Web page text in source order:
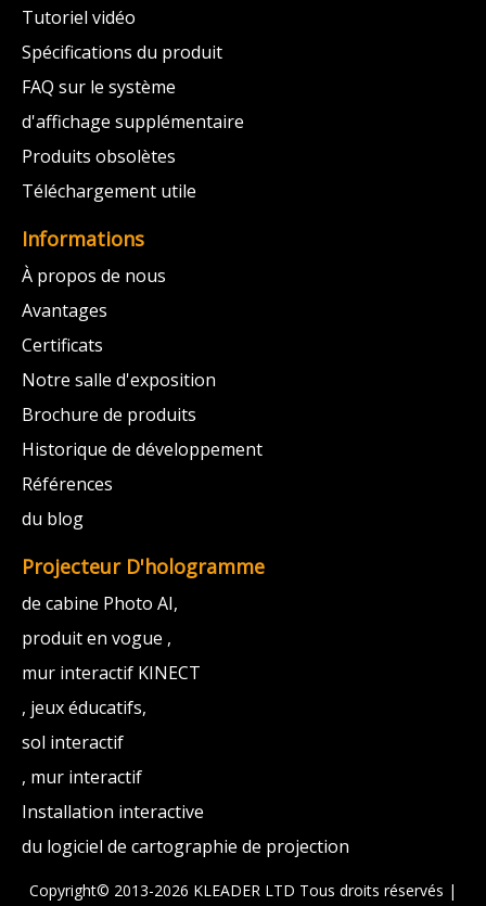
Tutoriel vidéo
Spécifications du produit
FAQ sur le système
d'affichage supplémentaire
Produits obsolètes
Téléchargement utile
Informations
À propos de nous
Avantages
Certificats
Notre salle d'exposition
Brochure de produits
Historique de développement
Références
du blog
Projecteur D'hologramme
de cabine Photo AI,
produit en vogue ,
mur interactif KINECT
, jeux éducatifs,
sol interactif
, mur interactif
Installation interactive
du logiciel de cartographie de projection
Copyright© 2013-2026 KLEADER LTD Tous droits réservés |